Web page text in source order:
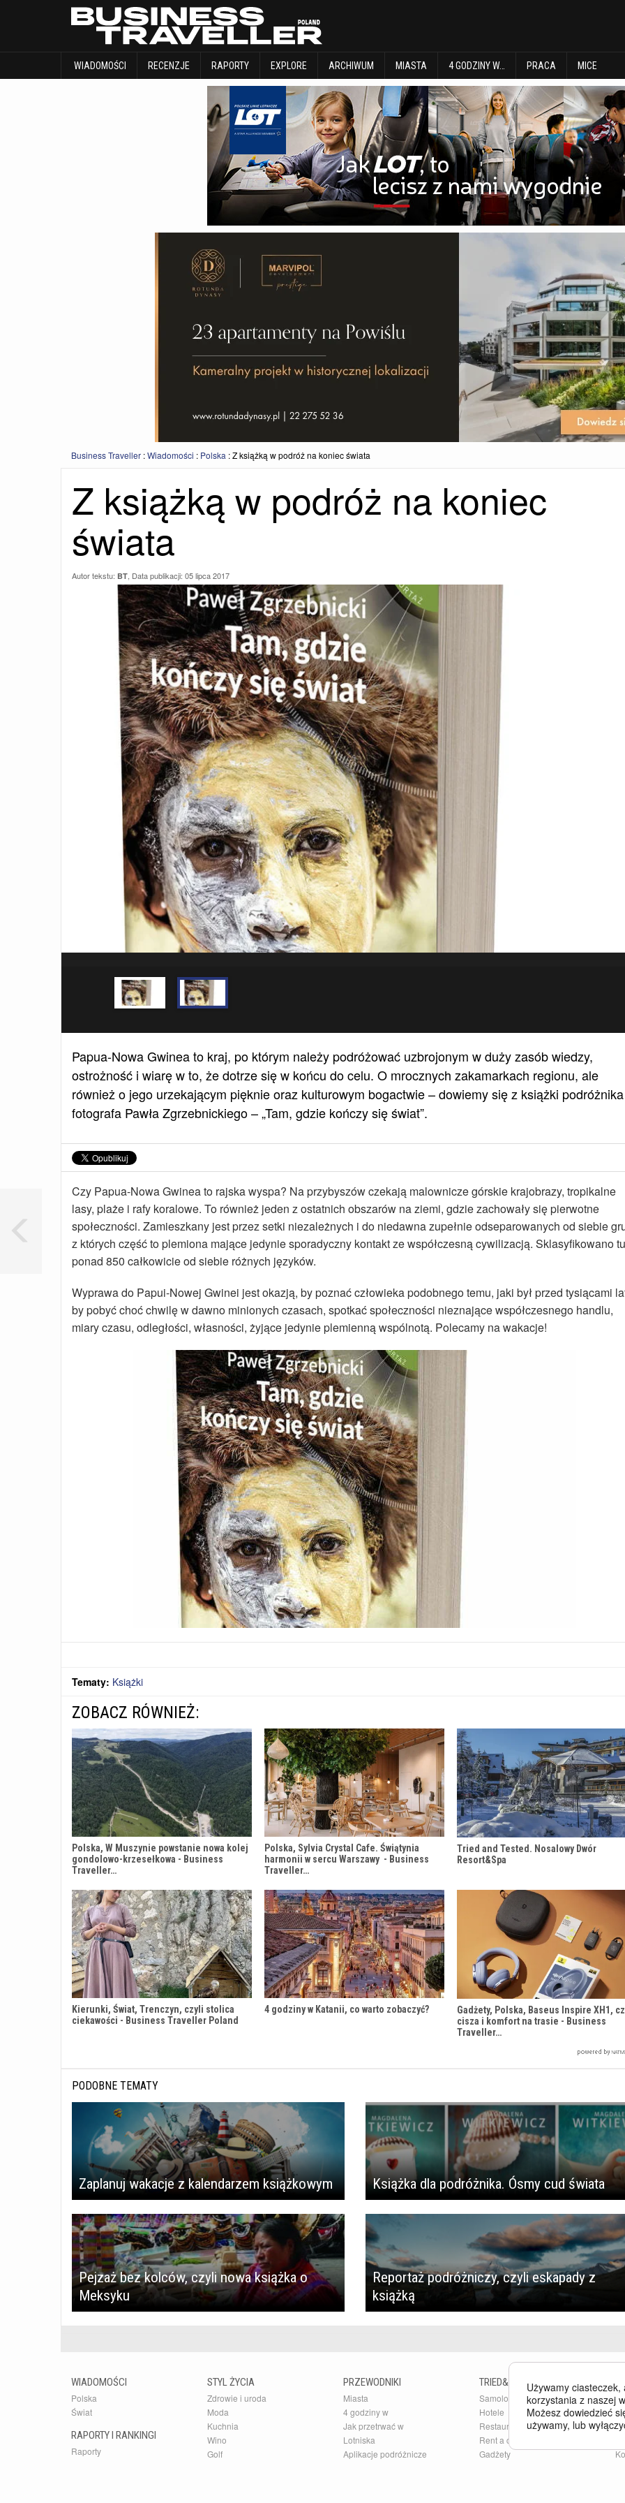
WIADOMOŚCI RECENZJE RAPORTY EXPLORE ARCHIWUM MIASTA 4 GODZINY W… PRACA MICE
WIADOMOŚCI RECENZJE
Business Traveller :Wiadomości : Polska :Z książką w podróż na koniec świata
Z książką w podróż na koniec
świata
Autor tekstu: BT, Data publikacji: 05 lipca 2017
Papua-Nowa Gwinea to kraj, po którym należy podróżować uzbrojonym w duży zasób wiedzy,
ostrożność i wiarę w to, że dotrze się w końcu do celu. O mrocznych zakamarkach regionu, ale
również o jego urzekającym pięknie oraz kulturowym bogactwie – dowiemy się z książki
fotografa Pawła Zgrzebnickiego – „Tam, gdzie kończy się świat”.
Czy Papua-Nowa Gwinea to rajska wyspa? Na przybyszów czekają malownicze górskie krajobrazy, tropikalne
lasy, plaże i rafy koralowe. To również jeden z ostatnich obszarów na ziemi, gdzie zachowały się pierwotne
społeczności. Zamieszkany jest przez setki niezależnych i do niedawna zupełnie odseparowanych od siebie
z których część to plemiona mające jedynie sporadyczny kontakt ze współczesną cywilizacją. Sklasyfikowano tu
ponad 850 całkowicie od siebie różnych języków.
Wyprawa do Papui-Nowej Gwinei jest okazją, by poznać człowieka podobnego temu, jaki był przed tysiącami
by pobyć choć chwilę w dawno minionych czasach, spotkać społeczności nieznające współczesnego handlu,
miary czasu, odległości, własności, żyjące jedynie plemienną wspólnotą. Polecamy na wakacje!
Tematy: Książki
ZOBACZ RÓWNIEŻ:
Polska, W Muszynie powstanie nowa kolej
gondolowo-krzesełkowa - Business
Traveller…
Polska, Sylvia Crystal Cafe. Świątynia
harmonii w sercu Warszawy - Business
Traveller…
Tried and Tested. Nosalowy Dwór
Resort&Spa
Kierunki, Świat, Trenczyn, czyli stolica
ciekawości - Business Traveller Poland
4 godziny w Katanii, co warto zobaczyć?
Gadżety, Polska, Baseus Inspire XH1,
cisza i komfort na trasie - Business
Traveller…
PODOBNE TEMATY
Zaplanuj wakacje z kalendarzem książkowym Książka dla podróżnika. Ósmy cud świata
Pejzaż bez kolców, czyli nowa książka o
Meksyku
Reportaż podróżniczy, czyli eskapady z
książką
WIADOMOŚCI
Polska
Świat
RAPORTY I RANKINGI
Raporty
STYL ŻYCIA
Zdrowie i uroda
Moda
Kuchnia
Wino
Golf
PRZEWODNIKI
Miasta
4 godziny w
Jak przetrwać w
Lotniska
Aplikacje podróżnicze
TRIED&TESTED
Samoloty
Hotele
Restauracje
Rent a car
Gadżety
Używamy
korzystania z naszej
Możesz dowiedzieć
używamy, lub